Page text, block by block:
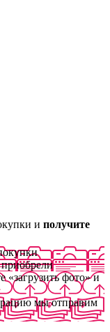
и получите
фото» и
мы отправим